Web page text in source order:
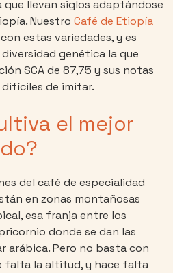
que llevan siglos adaptándose
Nuestro Café de Etiopía
estas variedades, y es
genética la que
SCA de 87,75 y sus notas
de imitar.
el mejor
del café de especialidad
en zonas montañosas
esa franja entre los
donde se dan las
arábica. Pero no basta con
falta la altitud, y hace falta